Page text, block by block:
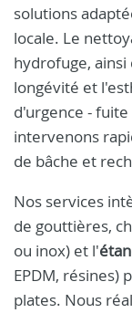
solutions
locale. Le
hydrofuge,
longévité et
d'urgence -
intervenons
de bâche et
Nos services
de gouttières,
ou inox) et l'
EPDM, résines)
plates. Nous